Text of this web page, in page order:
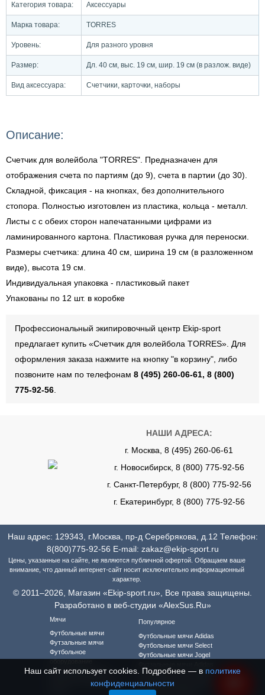
Категория товара: Аксессуары
Марка товара: TORRES
Уровень: Для разного уровня
Размер: Дл. 40 см, выс. 19 см, шир. 19 см (в разлож. виде)
Вид аксессуара: Счетчики, карточки, наборы
Описание:
Счетчик для волейбола "TORRES". Предназначен для
отображения счета по партиям (до 9), счета в партии (до 30).
Складной, фиксация - на кнопках, без дополнительного
стопора. Полностью изготовлен из пластика, кольца - металл.
Листы с с обеих сторон напечатанными цифрами из
ламинированного картона. Пластиковая ручка для переноски.
Размеры счетчика: длина 40 см, ширина 19 см (в разложенном
виде), высота 19 см.
Индивидуальная упаковка - пластиковый пакет
Упакованы по 12 шт. в коробке
Профессиональный экипировочный центр Ekip-sport
предлагает купить «Счетчик для волейбола TORRES». Для
оформления заказа нажмите на кнопку "в корзину", либо
позвоните нам по телефонам 8 (495) 260-06-61, 8 (800)
775-92-56
НАШИ АДРЕСА:
г. Москва, 8 (495) 260-06-61
г. Новосибирск, 8 (800) 775-92-56
г. Санкт-Петербург, 8 (800) 775-92-56
г. Екатеринбург, 8 (800) 775-92-56
Наш адрес: 129343, г.Москва, пр-д Серебрякова, д.12 Телефон:
8(800)775-92-56 E-mail: zakaz@ekip-sport.ru
Цены, указанные на сайте, не являются публичной офертой. Обращаем ваше
внимание, что данный интернет-сайт носит исключительно информационный
характер.
© 2011–2026, Магазин «Ekip-sport.ru», Все права защищены.
Разработано в веб-студии «AlexSus.Ru»
Мячи
Футбольные мячи
Футзальные мячи
Футбольное
Футбольная форма
Футбольная форма для
Популярное
Футбольные мячи Adidas
Футбольные мячи Select
Футбольные мячи Jogel
Футзальные мячи Select
Футзальные мячи Jogel
Футбольная форма
Наш сайт использует cookies. Подробнее — в политике
конфиденциальности